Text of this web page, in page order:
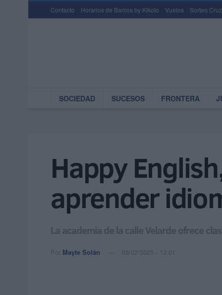
Contacto Horarios de Barcos by Kikoto Vuelos Sorteo
SOCIEDAD SUCESOS FRONTERA
Happy
aprender
La academia de la calle Velarde ofrece
Por Mayte Solán 05/02/2025 - 13:01